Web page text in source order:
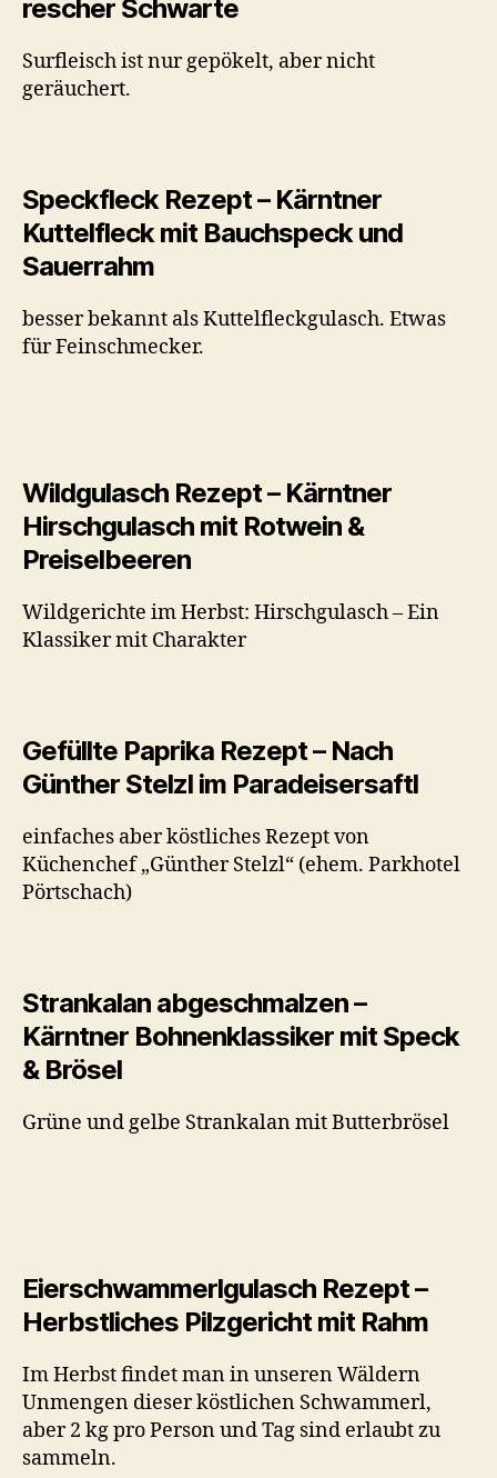
rescher Schwarte
Surfleisch ist nur gepökelt, aber nicht
geräuchert.
Speckfleck Rezept – Kärntner
Kuttelfleck mit Bauchspeck und
Sauerrahm
besser bekannt als Kuttelfleckgulasch. Etwas
für Feinschmecker.
Wildgulasch Rezept – Kärntner
Hirschgulasch mit Rotwein &
Preiselbeeren
Wildgerichte im Herbst: Hirschgulasch – Ein
Klassiker mit Charakter
Gefüllte Paprika Rezept – Nach
Günther Stelzl im Paradeisersaftl
einfaches aber köstliches Rezept von
Küchenchef „Günther Stelzl“ (ehem. Parkhotel
Pörtschach)
Strankalan abgeschmalzen –
Kärntner Bohnenklassiker mit Speck
& Brösel
Grüne und gelbe Strankalan mit Butterbrösel
Eierschwammerlgulasch Rezept –
Herbstliches Pilzgericht mit Rahm
Im Herbst findet man in unseren Wäldern
Unmengen dieser köstlichen Schwammerl,
aber 2 kg pro Person und Tag sind erlaubt zu
sammeln.